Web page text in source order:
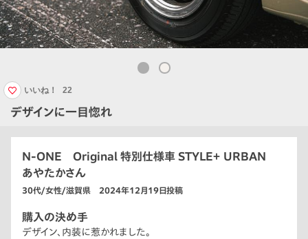
デザインに一目惚れ
いいね！ 22
N-ONE Original 特別仕様車 STYLE＋ URBAN
あやたかさん
30代/女性/滋賀県 2024年12月19日投稿
購入の決め手
デザイン、内装に惹かれました。